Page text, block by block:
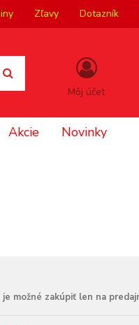
Zľavy Dotazník
Môj účet
Akcie Novinky